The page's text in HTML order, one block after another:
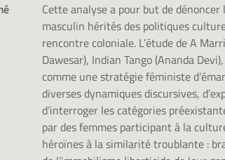
Cette analyse a pour but de
masculin hérités des politiques
rencontre coloniale. L’étude de A
Dawesar), Indian Tango (Ananda
comme une stratégie féministe
diverses dynamiques discursives,
d’interroger les catégories
par des femmes participant à la
héroïnes à la similarité troublante :